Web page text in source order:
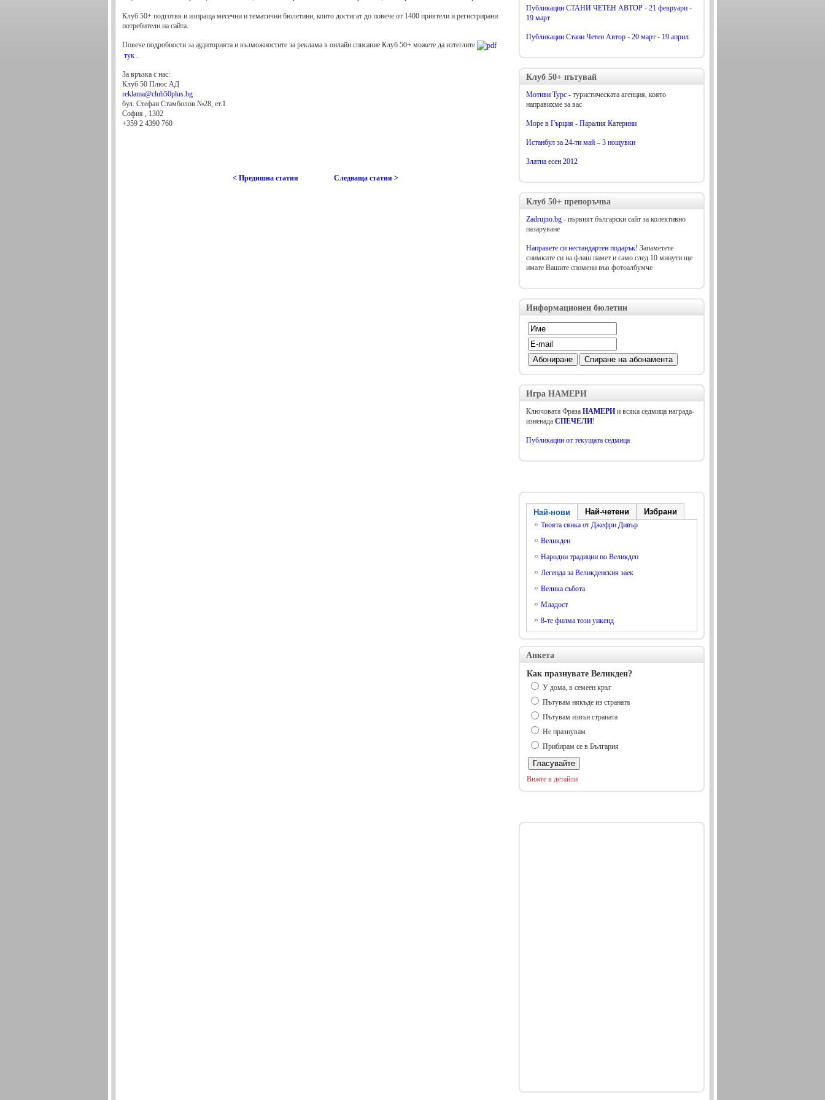
Публикации СТАНИ ЧЕТЕН АВТОР - 21 февруари -
19 март
Публикации Стани Четен Автор - 20 март - 19 април
Клуб 50+ пътувай
Мотиви Турс - туристическата агенция, която
направихме за вас
Море в Гърция - Паралия Катерини
Истанбул за 24-ти май – 3 нощувки
Златна есен 2012
Клуб 50+ препоръчва
Zadrujno.bg - първият български сайт за колективно
пазаруване
Направете си нестандартен подарък! Запаметете
снимките си на флаш памет и само след 10 минути ще
имате Вашите спомени във фотоалбумче
Информационен бюлетин
Игра НАМЕРИ
Ключовата Фраза НАМЕРИ и всяка седмица награда-
изненада СПЕЧЕЛИ!
Публикации от текущата седмица
Най-нови Най-четени Избрани
Твоята сянка от Джефри Дивър
Великден
Народни традиции по Великден
Легенда за Великденския заек
Велика събота
Младост
8-те филма този уикенд
Анкета
Как празнувате Великден?
У дома, в семеен кръг
Пътувам някъде из страната
Пътувам извън страната
Не празнувам
Прибирам се в България
Вижте в детайли
Клуб 50+ подготвя и изпраща месечни и тематични бюлетини, които достигат до повече от 1400 приятели и регистрирани
потребители на сайта.
Повече подробности за аудиторията и възможностите за реклама в онлайн списание Клуб 50+ можете да изтеглите
тук .
За връзка с нас:
Клуб 50 Плюс АД
reklama@club50plus.bg
бул. Стефан Стамболов №28, ет.1
София , 1302
+359 2 4390 760
< Предишна статия Следваща статия >